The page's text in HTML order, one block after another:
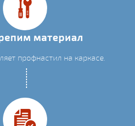
материал
профнастил на каркасе.